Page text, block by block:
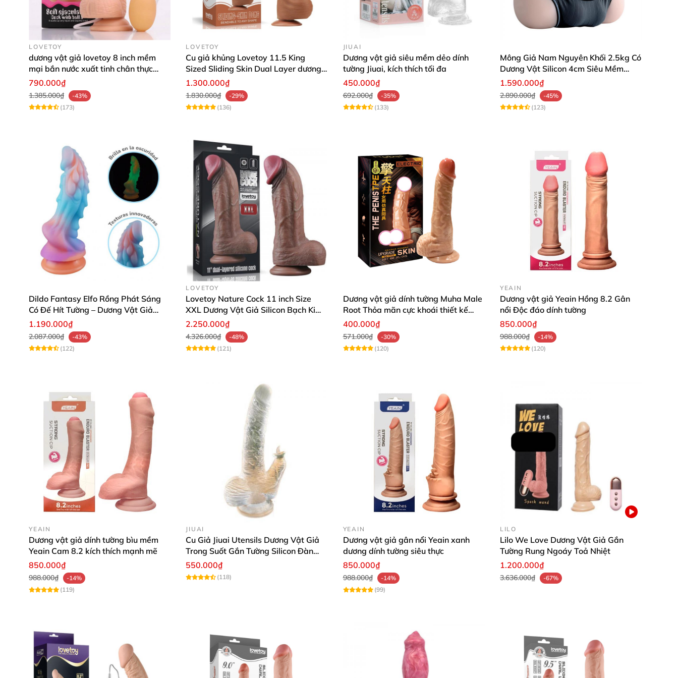
LOVETOY
dương vật giả lovetoy 8 inch mềm
mại bắn nước xuất tinh chân thực
mua ngay
790.000₫
1.385.000₫
-43%
(173)
LOVETOY
Cu giả khủng Lovetoy 11.5 King
Sized Sliding Skin Dual Layer dương
vật giả giống thật
1.300.000₫
1.830.000₫
-29%
(136)
JIUAI
Dương vật giả siêu mềm dẻo dính
tường Jiuai, kích thích tối đa
450.000₫
692.000₫
-35%
(133)
Mông Giả Nam Nguyên Khối 2.5kg Có
Dương Vật Silicon 4cm Siêu Mềm
Chân Thật
1.590.000₫
2.890.000₫
-45%
(123)
Dildo Fantasy Elfo Rồng Phát Sáng
Có Đế Hít Tường – Dương Vật Giả
Silicon Cao Cấp Kích Thích Điểm G &
P
1.190.000₫
2.087.000₫
-43%
(122)
LOVETOY
Lovetoy Nature Cock 11 inch Size
XXL Dương Vật Giả Silicon Bạch Kim
Siêu To Khủng
2.250.000₫
4.326.000₫
-48%
(121)
Dương vật giả dính tường Muha Male
Root Thỏa mãn cực khoái thiết kế
mềm mại
400.000₫
571.000₫
-30%
(120)
YEAIN
Dương vật giả Yeain Hồng 8.2 Gân
nổi Độc đáo dính tường
850.000₫
988.000₫
-14%
(120)
YEAIN
Dương vật giả dính tường bìu mềm
Yeain Cam 8.2 kích thích mạnh mẽ
850.000₫
988.000₫
-14%
(119)
JIUAI
Cu Giả Jiuai Utensils Dương Vật Giả
Trong Suốt Gắn Tường Silicon Đàn
Hồi Giống Thật
550.000₫
(118)
YEAIN
Dương vật giả gân nổi Yeain xanh
dương dính tường siêu thực
850.000₫
988.000₫
-14%
(99)
LILO
Lilo We Love Dương Vật Giả Gắn
Tường Rung Ngoáy Toả Nhiệt
1.200.000₫
3.636.000₫ -67%